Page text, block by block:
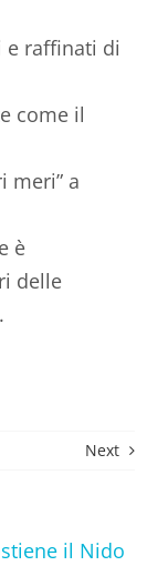
e raffinati di
come il
meri” a
è
delle
Next
il Nido